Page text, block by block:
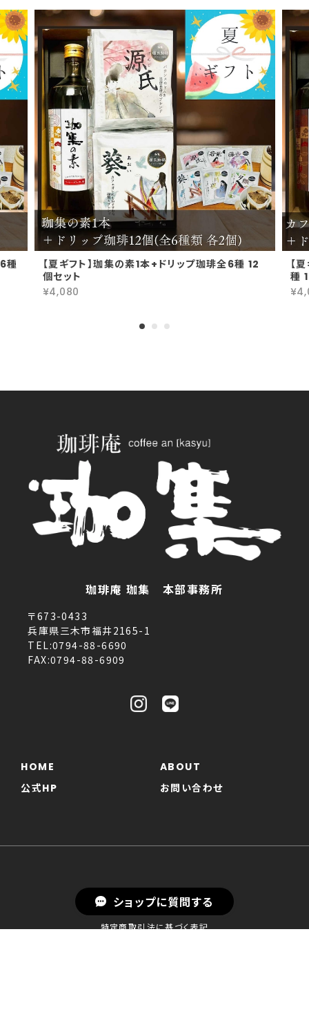
種
【夏ギフト】珈集の素1本+ドリップ珈琲全6種 12
個セット
¥4,080
【
種
珈琲庵 珈集 本部事務所
〒673-0433
兵庫県三木市福井2165-1
TEL:0794-88-6690
FAX:0794-88-6909
HOME
ABOUT
公式HP
お問い合わせ
プライバシーポリシー
特定商取引法に基づく表記
ショップに質問する